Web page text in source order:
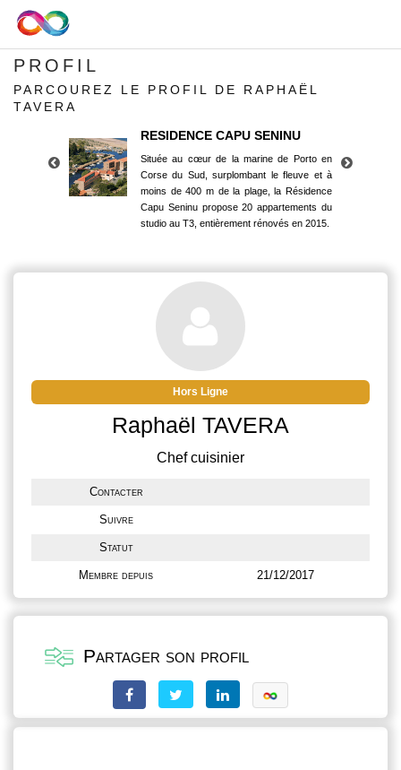
PROFIL
PARCOUREZ LE PROFIL DE RAPHAËL
TAVERA
RESIDENCE CAPU SENINU
Située au cœur de la marine de Porto en
Corse du Sud, surplombant le fleuve et à
moins de 400 m de la plage, la Résidence
Capu Seninu propose 20 appartements du
studio au T3, entièrement rénovés en 2015.
Corse du Sud, surplombant le fleuve et à
moins de 400 m de la plage, la Résidence
Capu Seninu propose 20 appartements du
studio au T3, entièrement rénovés en 2015.
Hors Ligne
Raphaël TAVERA
Chef cuisinier
Contacter
Suivre
Statut
Membre depuis 21/12/2017
Partager son profil